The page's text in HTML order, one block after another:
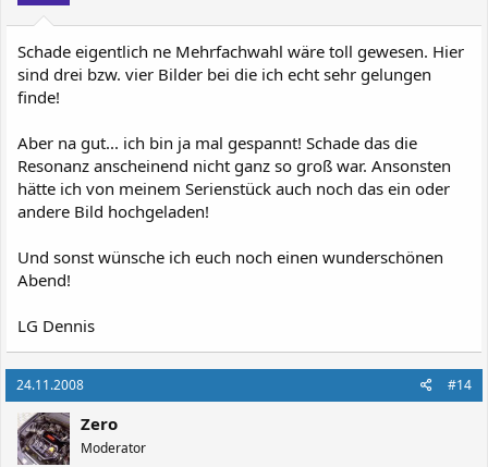
Schade eigentlich ne Mehrfachwahl wäre toll gewesen. Hier
sind drei bzw. vier Bilder bei die ich echt sehr gelungen
finde!
Aber na gut... ich bin ja mal gespannt! Schade das die
Resonanz anscheinend nicht ganz so groß war. Ansonsten
hätte ich von meinem Serienstück auch noch das ein oder
andere Bild hochgeladen!
Und sonst wünsche ich euch noch einen wunderschönen
Abend!
LG Dennis
24.11.2008 #14
Zero
Moderator